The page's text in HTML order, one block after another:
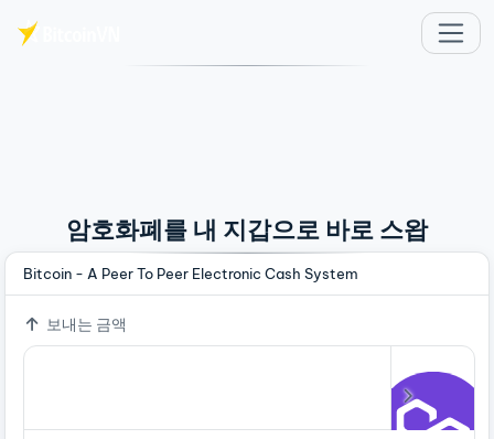
암호화폐를 내 지갑으로 바로 스왑
Bitcoin - A Peer To Peer Electronic Cash System
보내는 금액